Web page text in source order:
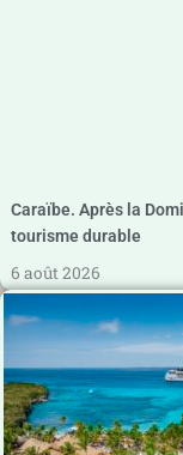
Caraïbe. Après la
tourisme durable
6 août 2026